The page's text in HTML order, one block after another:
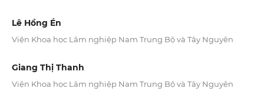
Lê Hồng Én
Viện Khoa học Lâm nghiệp Nam Trung Bộ và Tây Nguyên
Giang Thị Thanh
Viện Khoa học Lâm nghiệp Nam Trung Bộ và Tây Nguyên